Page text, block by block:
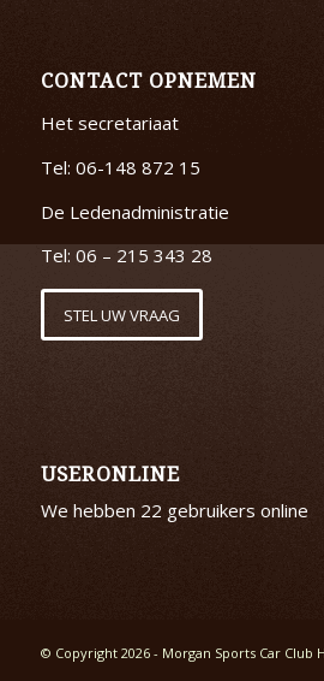
CONTACT OPNEMEN
Het secretariaat
Tel: 06-148 872 15
De Ledenadministratie
Tel: 06 – 215 343 28
STEL UW VRAAG
USERONLINE
We hebben 22 gebruikers online
© Copyright 2026 - Morgan Sports Car Club